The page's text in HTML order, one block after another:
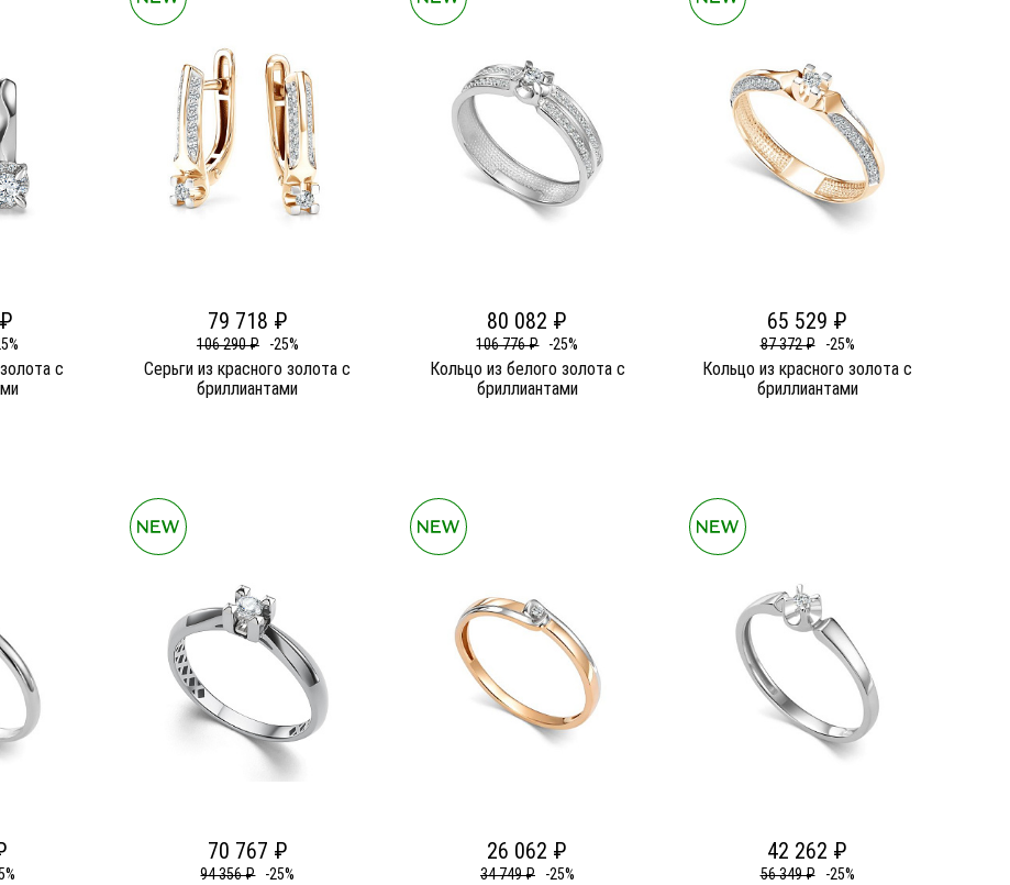
c
79 718 ₽
106 290 ₽ -25%
Серьги из красного золота c
бриллиантами
80 082 ₽
106 776 ₽ -25%
Кольцо из белого золота c
бриллиантами
65 529 ₽
87 372 ₽ -25%
Кольцо из красного золота c
бриллиантами
70 767 ₽
94 356 ₽ -25%
26 062 ₽
34 749 ₽ -25%
42 262 ₽
56 349 ₽ -25%